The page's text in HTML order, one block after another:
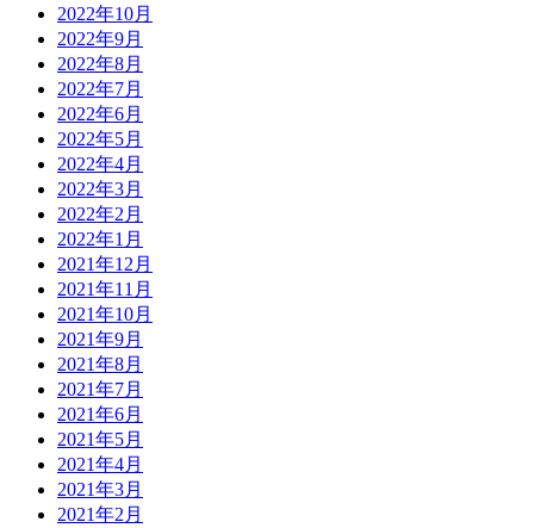
2022年10月
2022年9月
2022年8月
2022年7月
2022年6月
2022年5月
2022年4月
2022年3月
2022年2月
2022年1月
2021年12月
2021年11月
2021年10月
2021年9月
2021年8月
2021年7月
2021年6月
2021年5月
2021年4月
2021年3月
2021年2月